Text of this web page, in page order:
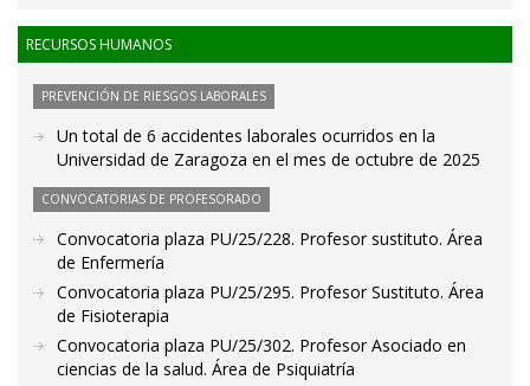
RECURSOS HUMANOS
PREVENCIÓN DE RIESGOS LABORALES
Un total de 6 accidentes laborales ocurridos en la
Universidad de Zaragoza en el mes de octubre de 2025
CONVOCATORIAS DE PROFESORADO
Convocatoria plaza PU/25/228. Profesor sustituto. Área
de Enfermería
Convocatoria plaza PU/25/295. Profesor Sustituto. Área
de Fisioterapia
Convocatoria plaza PU/25/302. Profesor Asociado en
ciencias de la salud. Área de Psiquiatría